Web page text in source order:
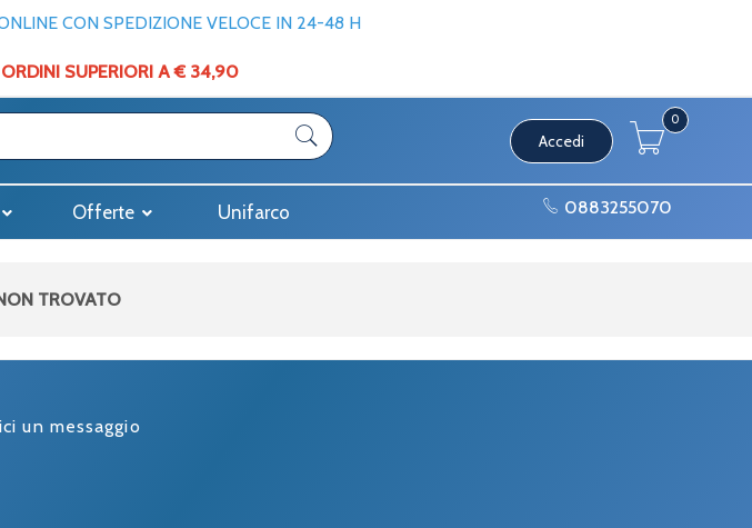
CON SPEDIZIONE VELOCE IN 24-48 H
SUPERIORI A € 34,90
Accedi
0
Offerte Unifarco 0883255070
TROVATO
un messaggio